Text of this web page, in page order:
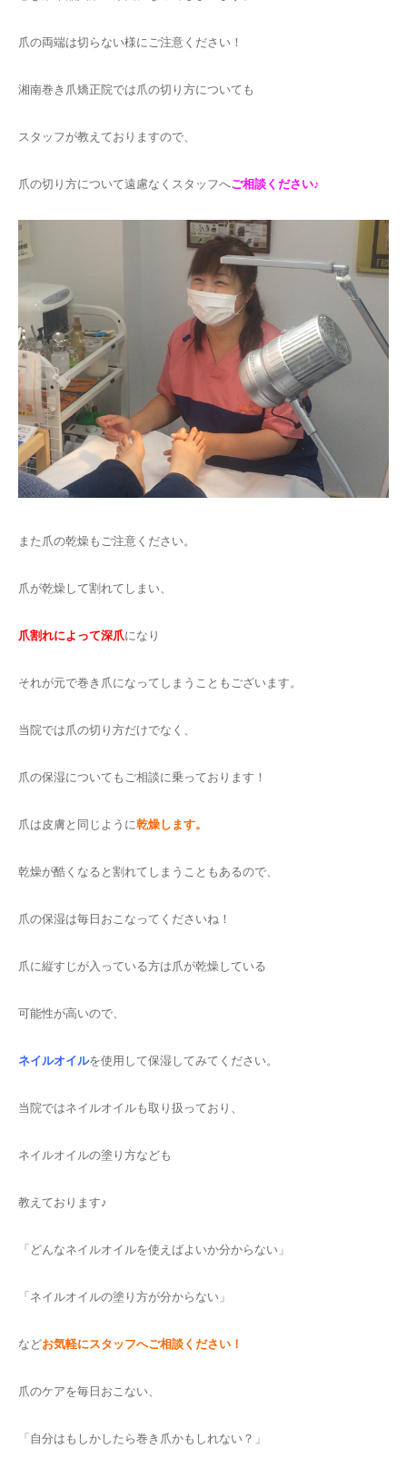
爪の両端は切らない様にご注意ください！
湘南巻き爪矯正院では爪の切り方についても
スタッフが教えておりますので、
爪の切り方について遠慮なくスタッフへご相談ください♪
また爪の乾燥もご注意ください。
爪が乾燥して割れてしまい、
爪割れによって深爪になり
それが元で巻き爪になってしまうこともございます。
当院では爪の切り方だけでなく、
爪の保湿についてもご相談に乗っております！
爪は皮膚と同じように乾燥します。
乾燥が酷くなると割れてしまうこともあるので、
爪の保湿は毎日おこなってくださいね！
爪に縦すじが入っている方は爪が乾燥している
可能性が高いので、
ネイルオイルを使用して保湿してみてください。
当院ではネイルオイルも取り扱っており、
ネイルオイルの塗り方なども
教えております♪
「どんなネイルオイルを使えばよいか分からない」
「ネイルオイルの塗り方が分からない」
などお気軽にスタッフへご相談ください！
爪のケアを毎日おこない、
「自分はもしかしたら巻き爪かもしれない？」